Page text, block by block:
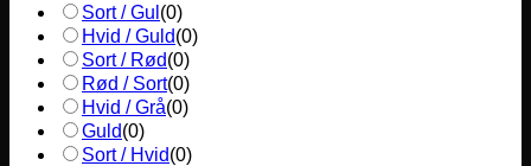
Sort / Gul (0)
Hvid / Guld(0)
Sort / Rød(0)
Rød / Sort(0)
Hvid / Grå(0)
Guld(0)
Sort / Hvid(0)